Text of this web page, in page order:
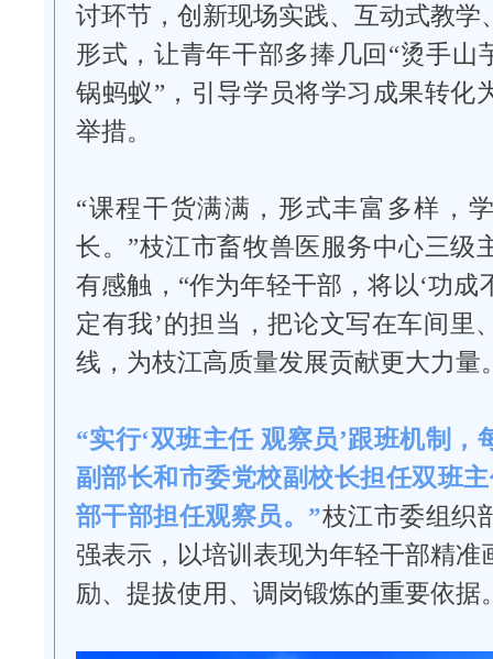
讨环节，创新现场实践、互动式教学
形式，让青年干部多捧几回“烫手山
锅蚂蚁”，引导学员将学习成果转化
举措。
“课程干货满满，形式丰富多样，
长。”枝江市畜牧兽医服务中心三级
有感触，“作为年轻干部，将以‘功成
定有我’的担当，把论文写在车间里
线，为枝江高质量发展贡献更大力量
“实行‘双班主任 观察员’跟班机制，
副部长和市委党校副校长担任双班
部干部担任观察员。”枝江市委组织
强表示，以培训表现为年轻干部精准
励、提拔使用、调岗锻炼的重要依据